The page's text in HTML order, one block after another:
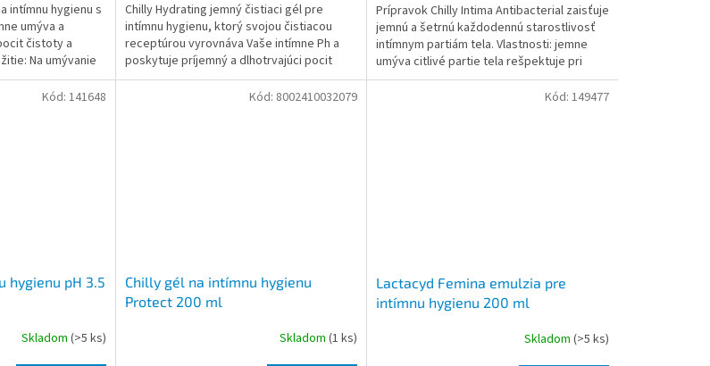
intímnu hygienu s
umýva a
čistoty a
Na umývanie
p
Chilly Hydrating jemný čistiaci gél pre
intímnu hygienu, ktorý svojou čistiacou
receptúrou vyrovnáva Vaše intímne Ph a
poskytuje príjemný a dlhotrvajúci pocit
čistoty a ochrany poč
Prípravok Chilly Intima Antibacterial zaisťuje
jemnú a šetrnú každodennú starostlivosť
intímnym partiám tela. Vlastnosti: jemne
umýva citlivé partie tela rešpektuje pri
hygienu pH 3.5
Skladom (>5 ks)
Kód: 141648
Chilly gél na intímnu hygienu
Protect 200 ml
Skladom (1 ks)
Kód: 8002410032079
Lactacyd Femina emulzia pre
intímnu hygienu 200 ml
Skladom (>5 ks)
Kód: 149477